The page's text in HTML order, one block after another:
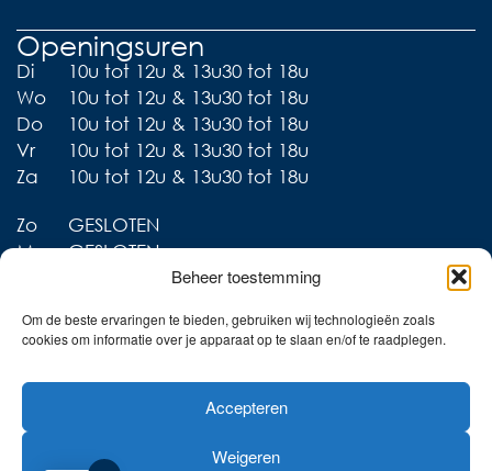
Beheer toestemming
Om de beste ervaringen te bieden, gebruiken wij technologieën zoals
cookies om informatie over je apparaat op te slaan en/of te raadplegen.
Accepteren
Weigeren
Openingsuren
Di
10u tot 12u & 13u30 tot 18u
Wo
10u tot 12u & 13u30 tot 18u
Do
10u tot 12u & 13u30 tot 18u
Vr
10u tot 12u & 13u30 tot 18u
Za
10u tot 12u & 13u30 tot 18u
Zo
GESLOTEN
Ma
GESLOTEN
Liever thuis shoppen?
Ontdek onze collecties in
de webshop!